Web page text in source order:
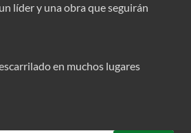
líder y una obra que seguirán
en muchos lugares